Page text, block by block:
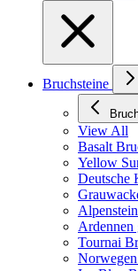
Bruchsteine
View All
Basalt
Yellow
Deutsche
Ardennen
Tournai